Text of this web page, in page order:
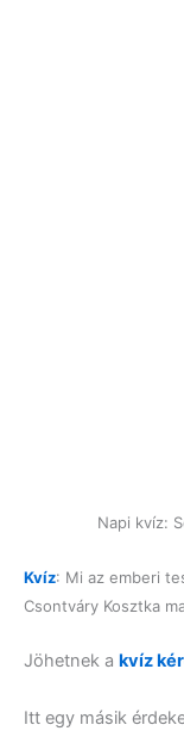
Napi kvíz:
Kvíz: Mi az emberi
Csontváry Kosztka
Jöhetnek a kvíz
Itt egy másik